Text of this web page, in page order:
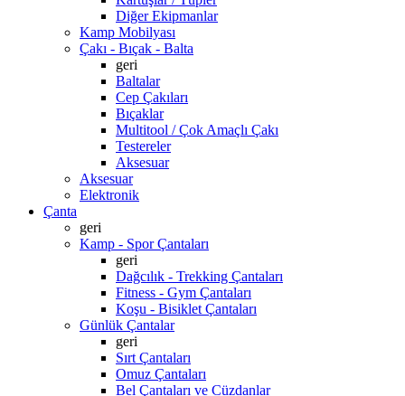
Diğer Ekipmanlar
Kamp Mobilyası
Çakı - Bıçak - Balta
geri
Baltalar
Cep Çakıları
Bıçaklar
Multitool / Çok Amaçlı Çakı
Testereler
Aksesuar
Aksesuar
Elektronik
Çanta
geri
Kamp - Spor Çantaları
geri
Dağcılık - Trekking Çantaları
Fitness - Gym Çantaları
Koşu - Bisiklet Çantaları
Günlük Çantalar
geri
Sırt Çantaları
Omuz Çantaları
Bel Çantaları ve Cüzdanlar